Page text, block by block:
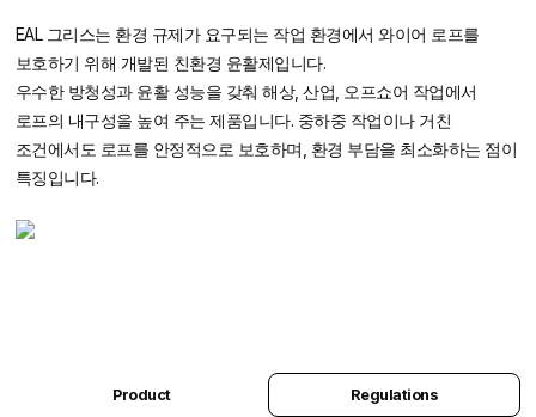
EAL 그리스는 환경 규제가 요구되는 작업 환경에서 와이어 로프를
보호하기 위해 개발된 친환경 윤활제입니다.
우수한 방청성과 윤활 성능을 갖춰 해상, 산업, 오프쇼어 작업에서
로프의 내구성을 높여 주는 제품입니다. 중하중 작업이나 거친
조건에서도 로프를 안정적으로 보호하며, 환경 부담을 최소화하는 점이
특징입니다.
Product Regulations